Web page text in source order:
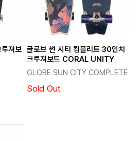
져보 글로브 썬 시티 컴플리트 30인치
크루져보드 CORAL UNITY
GLOBE SUN CITY COMPLETE
Sold Out